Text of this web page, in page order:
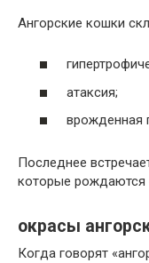
Ангорские кошки
атаксия;
врожденная
Последнее
которые рождаются
окрасы
Когда говорят